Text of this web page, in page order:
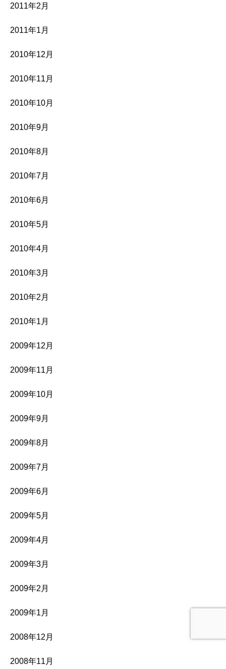
2011年2月
2011年1月
2010年12月
2010年11月
2010年10月
2010年9月
2010年8月
2010年7月
2010年6月
2010年5月
2010年4月
2010年3月
2010年2月
2010年1月
2009年12月
2009年11月
2009年10月
2009年9月
2009年8月
2009年7月
2009年6月
2009年5月
2009年4月
2009年3月
2009年2月
2009年1月
2008年12月
2008年11月